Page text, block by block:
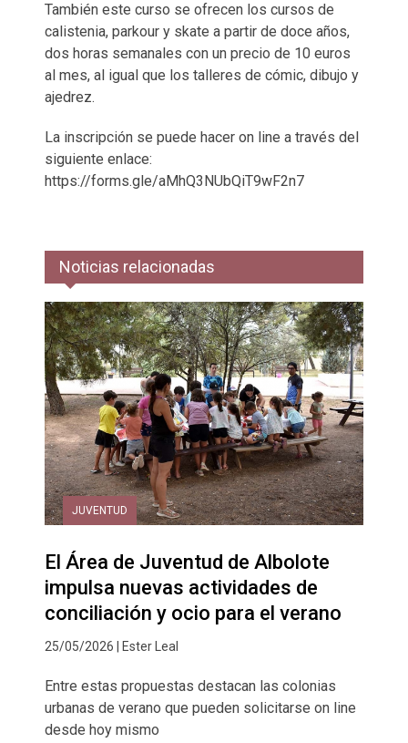
También este curso se ofrecen los cursos de
calistenia, parkour y skate a partir de doce años,
dos horas semanales con un precio de 10 euros
al mes, al igual que los talleres de cómic, dibujo y
ajedrez.
La inscripción se puede hacer on line a través del
siguiente enlace:
https://forms.gle/aMhQ3NUbQiT9wF2n7
Noticias relacionadas
JUVENTUD
El Área de Juventud de Albolote
impulsa nuevas actividades de
conciliación y ocio para el verano
25/05/2026 | Ester Leal
Entre estas propuestas destacan las colonias
urbanas de verano que pueden solicitarse on line
desde hoy mismo